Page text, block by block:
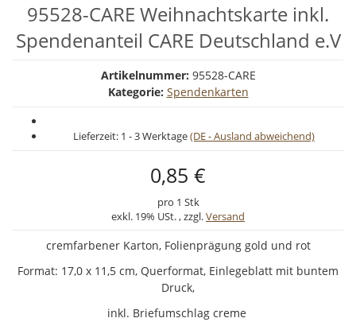
95528-CARE Weihnachtskarte inkl.
Spendenanteil CARE Deutschland e.V
Artikelnummer: 95528-CARE
Kategorie: Spendenkarten
Lieferzeit: 1 - 3 Werktage(DE - Ausland abweichend)
0,85 €
pro 1 Stk
exkl. 19% USt. , zzgl.Versand
cremfarbener Karton, Folienprägung gold und rot
Format: 17,0 x 11,5 cm, Querformat, Einlegeblatt mit buntem
Druck,
inkl. Briefumschlag creme